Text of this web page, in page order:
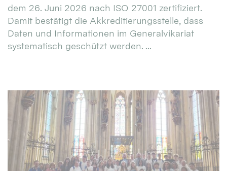
dem 26. Juni 2026 nach ISO 27001 zertifiziert.
Damit bestätigt die Akkreditierungsstelle, dass
Daten und Informationen im Generalvikariat
systematisch geschützt werden. ...